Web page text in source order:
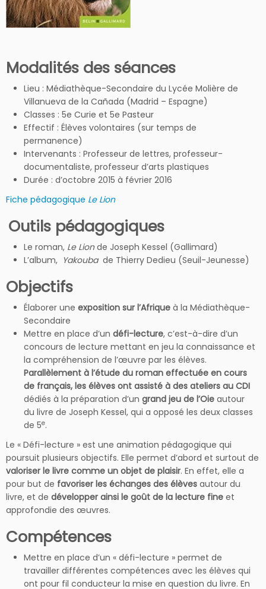
Modalités des séances
Lieu : Médiathèque-Secondaire du Lycée Molière de
Villanueva de la Cañada (Madrid – Espagne)
Classes : 5e Curie et 5e Pasteur
Effectif : Élèves volontaires (sur temps de
permanence)
Intervenants : Professeur de lettres, professeur-
documentaliste, professeur d’arts plastiques
Durée : d’octobre 2015 à février 2016
Fiche pédagogique Le Lion
Outils pédagogiques
Le roman, Le Lionde Joseph Kessel (Gallimard)
L’album, Yakoubade Thierry Dedieu (Seuil-Jeunesse)
Objectifs
Élaborer une exposition sur l’Afrique à la Médiathèque-
Secondaire
Mettre en place d’un défi-lecture, c’est-à-dire d’un
concours de lecture mettant en jeu la connaissance et
la compréhension de l’œuvre par les élèves.
Parallèlement à l’étude du roman effectuée en cours
de français, les élèves ont assisté à des ateliers au CDI
dédiés à la préparation d’un grand jeu de l’Oie autour
du livre de Joseph Kessel, qui a opposé les deux classes
de 5e.
Le « Défi-lecture » est une animation pédagogique qui
poursuit plusieurs objectifs. Elle permet d’abord et surtout de
valoriser le livre comme un objet de plaisir. En effet, elle a
pour but de favoriser les échanges des élèves autour du
livre, et de développer ainsi le goût de la lecture fine et
approfondie des œuvres.
Compétences
Mettre en place d’un « défi-lecture » permet de
travailler différentes compétences avec les élèves qui
ont pour fil conducteur la mise en question du livre. En